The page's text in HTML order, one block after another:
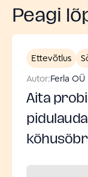
Peagi
Ettevõtlus
Autor:Ferla OÜ
Aita